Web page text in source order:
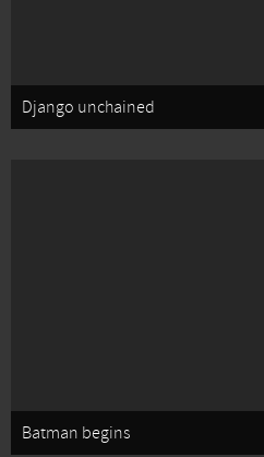
Django unchained
Batman begins